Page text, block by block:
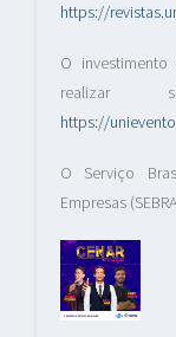
https://
O
realizar
https://
O Serviço
Empresas